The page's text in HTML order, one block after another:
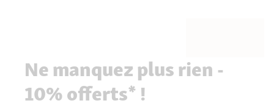
Ne manquez plus rien -
10% offerts* !